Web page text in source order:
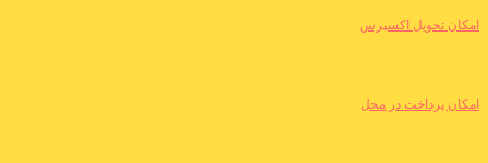
امکان تحویل اکسپرس
امکان پرداخت در محل